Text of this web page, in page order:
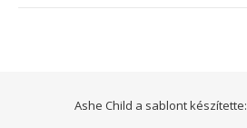
Ashe Child a sablont készítette: